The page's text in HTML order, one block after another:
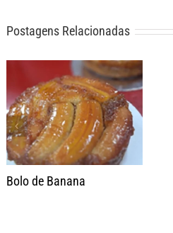
Postagens Relacionadas
Bolo de Banana